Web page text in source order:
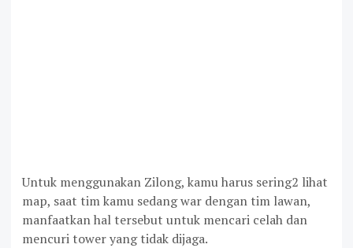
Untuk menggunakan Zilong, kamu harus sering2 lihat
map, saat tim kamu sedang war dengan tim lawan,
manfaatkan hal tersebut untuk mencari celah dan
mencuri tower yang tidak dijaga.